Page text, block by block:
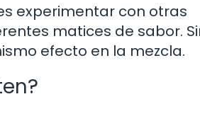
experimentar con otras
matices de sabor.
efecto en la mezcla.